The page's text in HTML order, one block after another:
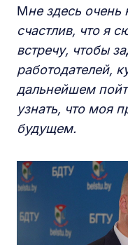
Мне здесь очень
счастлив, что я
встречу, чтобы
работодателей,
дальнейшем
узнать, что моя
будущем.